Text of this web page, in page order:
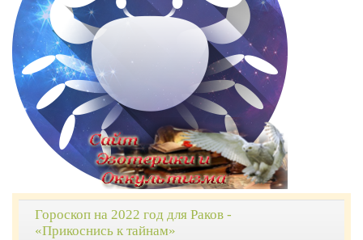
Гороскоп на 2022 год для Раков -
«Прикоснись к тайнам»